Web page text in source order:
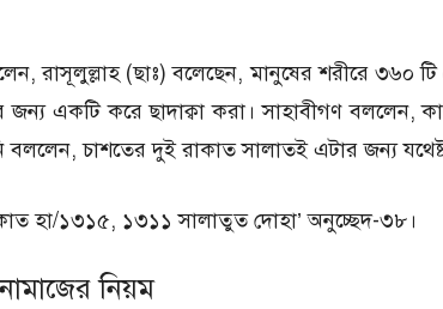
রাসূলুল্লাহ (ছাঃ) বলেছেন, মানুষের শরীরে ৩৬০
জন্য একটি করে ছাদাক্বা করা। সাহাবীগণ বললেন,
বললেন, চাশতের দুই রাকাত সালাতই এটার জন্য
হা/১৩১৫, ১৩১১ সালাতুত দোহা’ অনুচ্ছেদ-৩৮।
নিয়ম